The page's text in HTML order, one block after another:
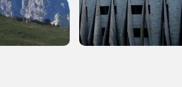
Storico campagne in